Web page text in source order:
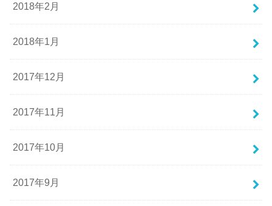
2018年2月
2018年1月
2017年12月
2017年11月
2017年10月
2017年9月